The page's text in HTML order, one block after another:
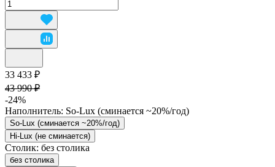
33 433 ₽
43 990 ₽
-24%
Наполнитель: So-Lux (cминается ~20%/год)
So-Lux (cминается ~20%/год)
Hi-Lux (не сминается)
Столик: без столика
без столика